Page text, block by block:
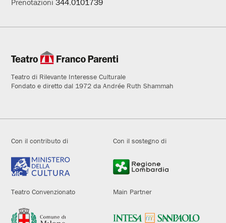
Teatro di Rilevante Interesse Culturale
Fondato e diretto dal 1972 da Andrée Ruth Shammah
Con il contributo di Con il sostegno di
Teatro Convenzionato Main Partner